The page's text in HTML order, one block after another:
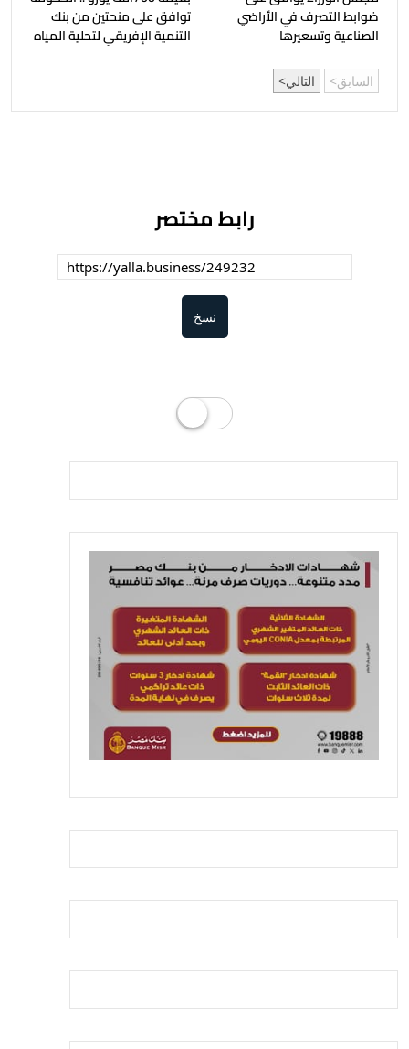
ضوابط التصرف في الأراضي
الصناعية وتسعيرها
توافق على منحتين من بنك
التنمية الإفريقي لتحلية المياه
السابق التالي
رابط مختصر
نسخ